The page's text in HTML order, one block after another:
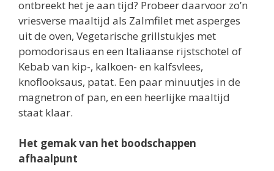
ontbreekt het je aan tijd? Probeer daarvoor zo’n
vriesverse maaltijd als Zalmfilet met asperges
uit de oven, Vegetarische grillstukjes met
pomodorisaus en een Italiaanse rijstschotel of
Kebab van kip-, kalkoen- en kalfsvlees,
knoflooksaus, patat. Een paar minuutjes in de
magnetron of pan, en een heerlijke maaltijd
staat klaar.
Het gemak van het boodschappen
afhaalpunt